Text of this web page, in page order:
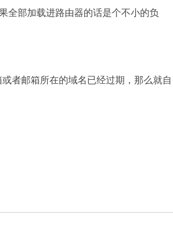
全部加载进路由器的话是个不小的负
者邮箱所在的域名已经过期，那么就自